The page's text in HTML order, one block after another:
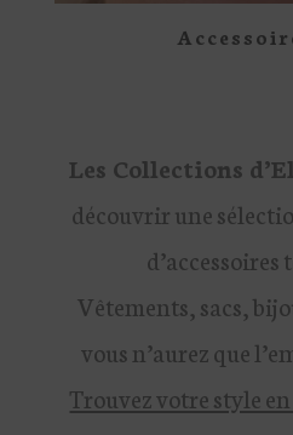
Les Collections
découvrir une
d’accessoires
Vêtements, sacs,
vous n’aurez que
Trouvez votre style